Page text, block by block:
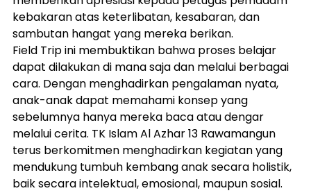
kebakaran atas keterlibatan, kesabaran, dan
sambutan hangat yang mereka berikan.
Field Trip ini membuktikan bahwa proses belajar
dapat dilakukan di mana saja dan melalui berbagai
cara. Dengan menghadirkan pengalaman nyata,
anak-anak dapat memahami konsep yang
sebelumnya hanya mereka baca atau dengar
melalui cerita. TK Islam Al Azhar 13 Rawamangun
terus berkomitmen menghadirkan kegiatan yang
mendukung tumbuh kembang anak secara holistik,
baik secara intelektual, emosional, maupun sosial.